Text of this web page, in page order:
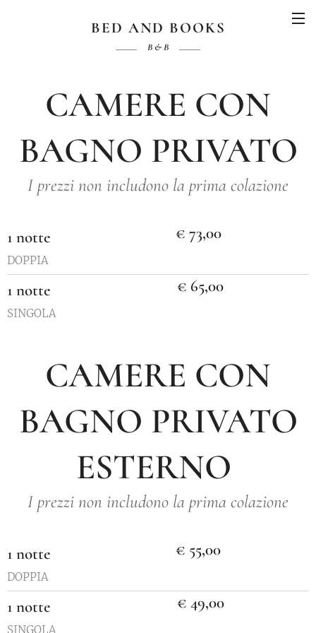
BED AND BOOKS
B & B
CAMERE CON
BAGNO PRIVATO
I prezzi non includono la prima colazione
1 notte
DOPPIA
€ 73,00
1 notte
SINGOLA
€ 65,00
CAMERE CON
BAGNO PRIVATO
ESTERNO
I prezzi non includono la prima colazione
1 notte
DOPPIA
€ 55,00
1 notte
SINGOLA
€ 49,00